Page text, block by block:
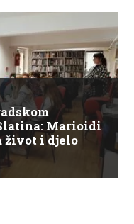
Marioidi
život i djelo